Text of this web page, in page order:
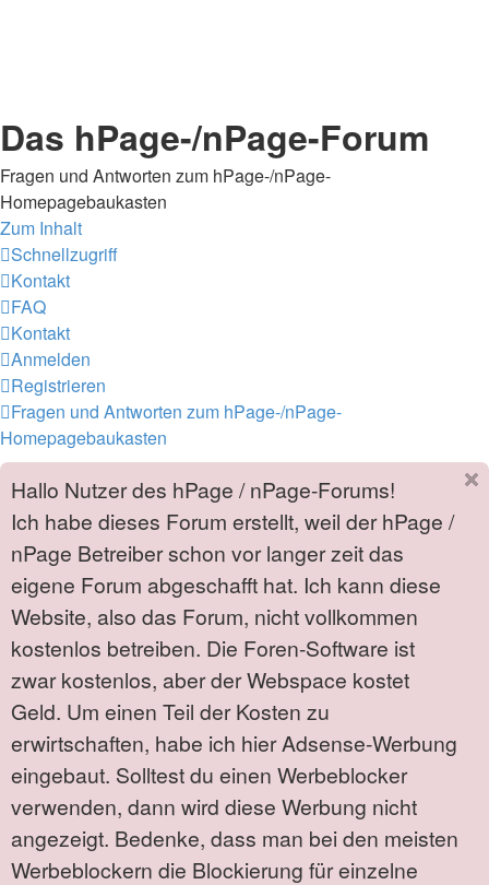
Das hPage-/nPage-Forum
Fragen und Antworten zum hPage-/nPage-
Homepagebaukasten
Zum Inhalt
Schnellzugriff
Kontakt
FAQ
Kontakt
Anmelden
Registrieren
Fragen und Antworten zum hPage-/nPage-
Homepagebaukasten
Hallo Nutzer des hPage / nPage-Forums!
Ich habe dieses Forum erstellt, weil der hPage /
nPage Betreiber schon vor langer zeit das
eigene Forum abgeschafft hat. Ich kann diese
Website, also das Forum, nicht vollkommen
kostenlos betreiben. Die Foren-Software ist
zwar kostenlos, aber der Webspace kostet
Geld. Um einen Teil der Kosten zu
erwirtschaften, habe ich hier Adsense-Werbung
eingebaut. Solltest du einen Werbeblocker
verwenden, dann wird diese Werbung nicht
angezeigt. Bedenke, dass man bei den meisten
Werbeblockern die Blockierung für einzelne